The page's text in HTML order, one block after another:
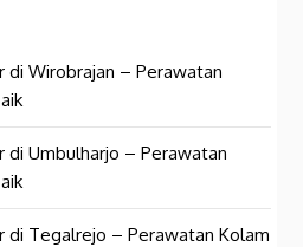
di Wirobrajan – Perawatan
di Umbulharjo – Perawatan
di Tegalrejo – Perawatan Kolam